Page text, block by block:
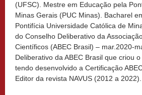
(UFSC). Mestre em Educação pela
Minas Gerais (PUC Minas). Bacharel
Pontifícia Universidade Católica de
do Conselho Deliberativo da
Científicos (ABEC Brasil) – mar.2020-
Deliberativo da ABEC Brasil que criou
tendo desenvolvido a Certificação
Editor da revista NAVUS (2012 a 2022).